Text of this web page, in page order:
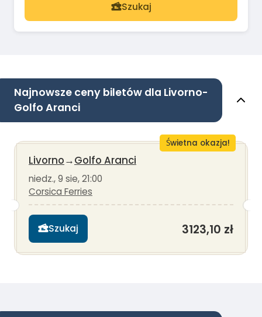
Szukaj
Najnowsze ceny biletów dla Livorno-
Golfo Aranci
Świetna okazja!
Livorno→Golfo Aranci
niedz., 9 sie, 21:00
Corsica Ferries
Szukaj 3123,10 zł